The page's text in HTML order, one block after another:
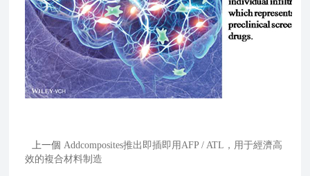
上一個 Addcomposites推出即插即用AFP / ATL，用于經濟高
效的複合材料制造